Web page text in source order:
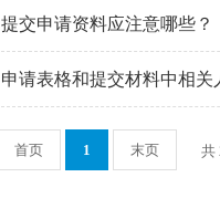
提交申请资料应注意哪些？
申请表格和提交材料中相关
首页 1 末页 共